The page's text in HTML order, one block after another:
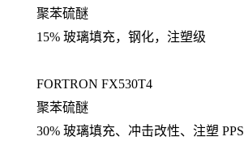
聚苯硫醚
15% 玻璃填充，钢化，注塑级
FORTRON FX530T4
聚苯硫醚
30% 玻璃填充、冲击改性、注塑 PPS